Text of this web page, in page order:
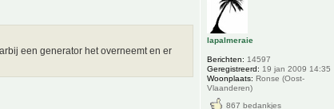
een generator het overneemt en er
lapalmeraie
Berichten: 14597
Geregistreerd: 19 jan 2009 14:35
Woonplaats: Ronse (Oost-
Vlaanderen)
867 bedankjes